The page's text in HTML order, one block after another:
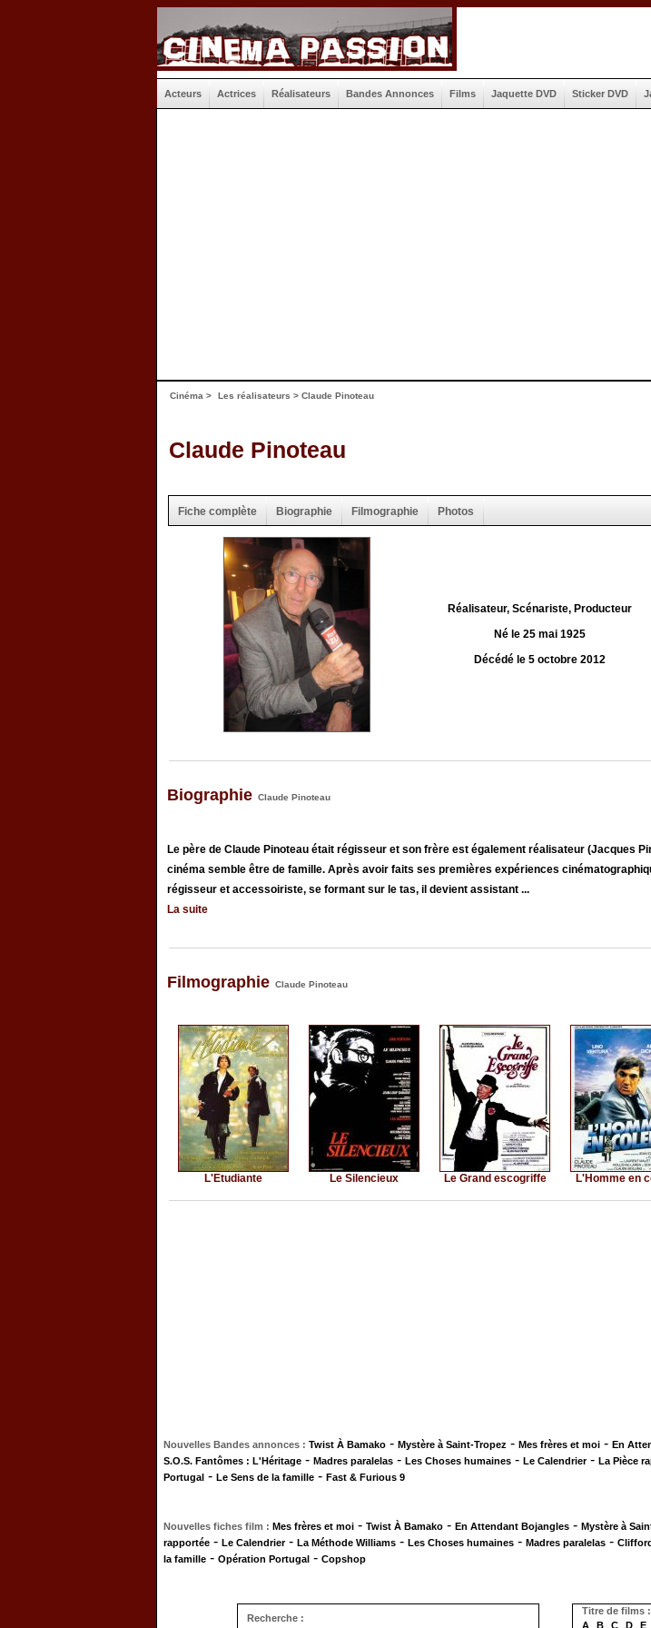
Acteurs Actrices Réalisateurs Bandes Annonces Films Jaquette DVD Sticker DVD
Cinéma > Les réalisateurs > Claude Pinoteau
Claude Pinoteau
Fiche complète Biographie Filmographie Photos
Réalisateur, Scénariste, Producteur
Né le 25 mai 1925
Décédé le 5 octobre 2012
Biographie Claude Pinoteau
Le père de Claude Pinoteau était régisseur et son frère est également réalisateur (Jacques
cinéma semble être de famille. Après avoir faits ses premières expériences
régisseur et accessoiriste, se formant sur le tas, il devient assistant ...
La suite
Filmographie Claude Pinoteau
L'Etudiante Le Silencieux Le Grand escogriffe L'Homme en
Nouvelles Bandes annonces : Twist À Bamako - Mystère à Saint-Tropez - Mes frères et moi - En
S.O.S. Fantômes : L'Héritage - Madres paralelas - Les Choses humaines - Le Calendrier- La Pièce
Portugal - Le Sens de la famille - Fast & Furious 9
Nouvelles fiches film : Mes frères et moi - Twist À Bamako - En Attendant Bojangles - Mystère à
rapportée - Le Calendrier- La Méthode Williams - Les Choses humaines - Madres paralelas -
la famille - Opération Portugal - Copshop
Recherche :
Titre de films :
A
B C D E